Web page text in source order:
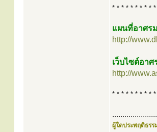
* * * * * * * * *
แผนที่อาศร
http://
เว็บไซต์อา
http://
* * * * * * * * *
ผู้ใดประพฤติธร